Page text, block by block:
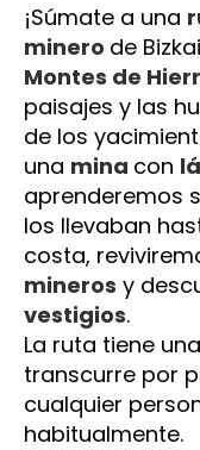
¡Súmate a una
minero
Montes de
paisajes y las
de los
una mina con
aprenderemos
los llevaban
costa,
mineros
vestigios.
﻿La ruta tiene
transcurre por
cualquier
habitualmente.